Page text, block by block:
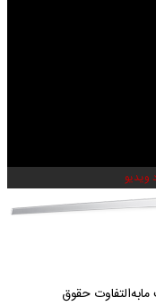
ویدیو
حقوق